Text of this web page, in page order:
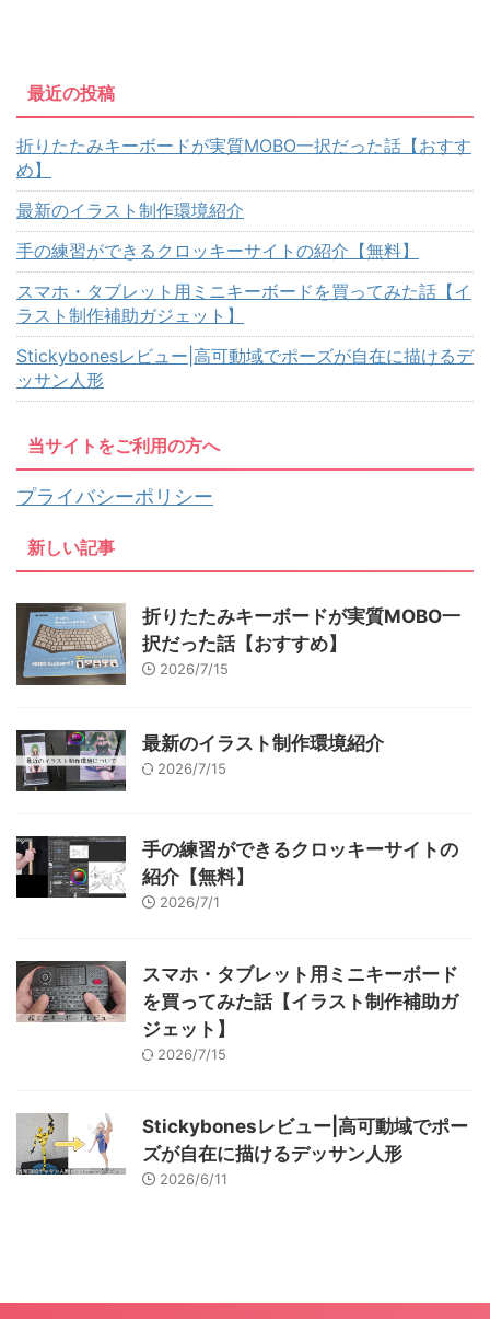
最近の投稿
折りたたみキーボードが実質MOBO一択だった話【おすす
め】
最新のイラスト制作環境紹介
手の練習ができるクロッキーサイトの紹介【無料】
スマホ・タブレット用ミニキーボードを買ってみた話【イ
ラスト制作補助ガジェット】
Stickybonesレビュー|高可動域でポーズが自在に描けるデ
ッサン人形
当サイトをご利用の方へ
プライバシーポリシー
新しい記事
折りたたみキーボードが実質MOBO一
択だった話【おすすめ】
2026/7/15
最新のイラスト制作環境紹介
2026/7/15
手の練習ができるクロッキーサイトの
紹介【無料】
2026/7/1
スマホ・タブレット用ミニキーボード
を買ってみた話【イラスト制作補助ガ
ジェット】
2026/7/15
Stickybonesレビュー|高可動域でポー
ズが自在に描けるデッサン人形
2026/6/11